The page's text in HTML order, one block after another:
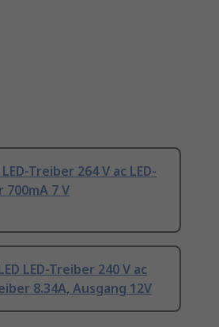
Treiber 264 V ac LED-
700mA 7 V
LED-Treiber 240 V ac
8.34A, Ausgang 12V